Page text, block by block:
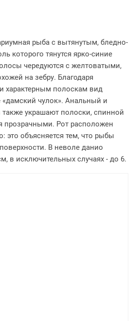
рыба с вытянутым, бледно-
которого тянутся ярко-синие
чередуются с желтоватыми,
на зебру. Благодаря
характерным полоскам вид
чулок». Анальный и
украшают полоски, спинной
прозрачными. Рот расположен
это объясняется тем, что рыбы
В неволе данио
в исключительных случаях - до 6.